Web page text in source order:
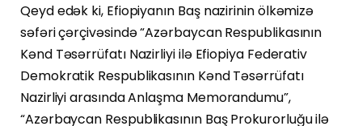
Qeyd edək ki, Efiopiyanın Baş nazirinin ölkəmizə
səfəri çərçivəsində “Azərbaycan Respublikasının
Kənd Təsərrüfatı Nazirliyi ilə Efiopiya Federativ
Demokratik Respublikasının Kənd Təsərrüfatı
Nazirliyi arasında Anlaşma Memorandumu”,
“Azərbaycan Respublikasının Baş Prokurorluğu ilə